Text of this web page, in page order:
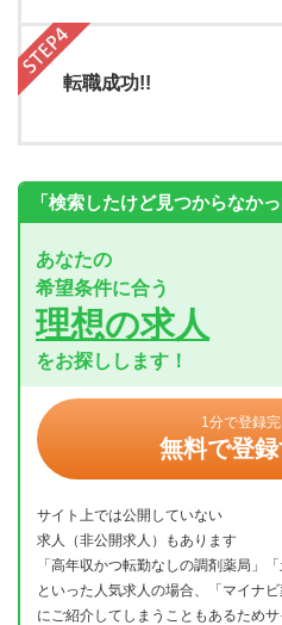
転職成功!!
「検索したけど見つからなかっ
あなたの
希望条件に合う
理想の求人
をお探しします！
1分で登録完
無料で登録
サイト上では公開していない
求人（非公開求人）もあります
「高年収かつ転勤なしの調剤薬局」
といった人気求人の場合、「マイナ
にご紹介してしまうこともあるため